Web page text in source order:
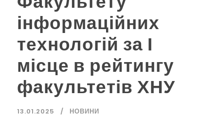
інформаційних
технологій за І
місце в рейтингу
факультетів ХНУ
13.01.2025 НОВИНИ